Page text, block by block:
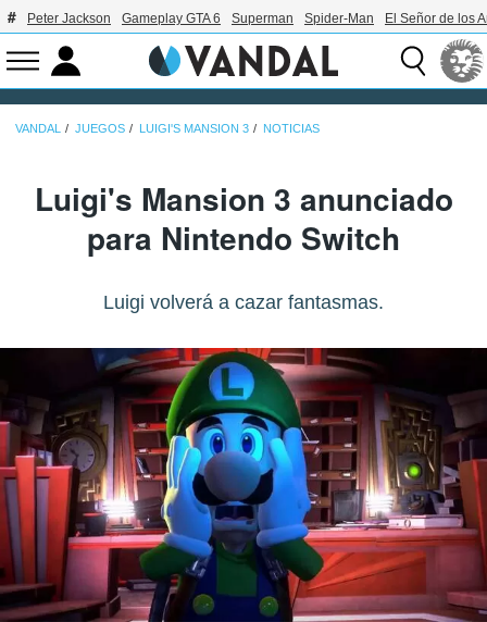
Peter Jackson Gameplay GTA 6 Superman Spider-Man El Señor de los
VANDAL JUEGOS LUIGI'S MANSION 3 NOTICIAS
Luigi's Mansion 3 anunciado
para Nintendo Switch
Luigi volverá a cazar fantasmas.